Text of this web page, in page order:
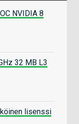
NVIDIA 8
32 MB L3
lisenssi